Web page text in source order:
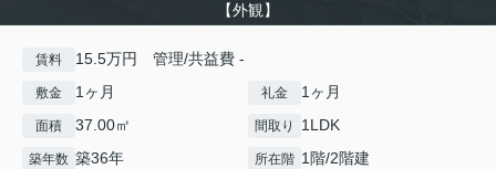
【外観】
賃料 15.5万円 管理/共益費 -
敷金 1ヶ月 礼金 1ヶ月
面積 37.00㎡ 間取り 1LDK
築年数 築36年 所在階 1階/2階建